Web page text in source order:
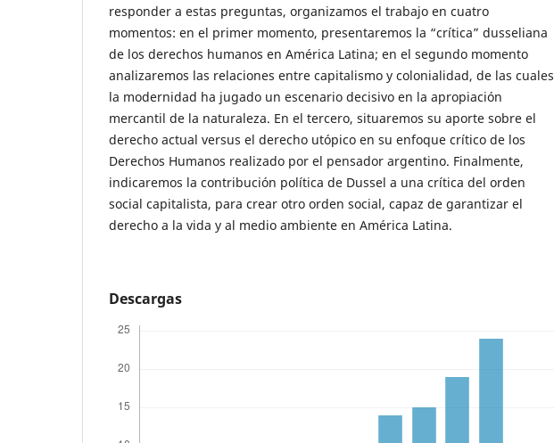
responder a estas preguntas, organizamos el trabajo en cuatro
momentos: en el primer momento, presentaremos la “crítica” dusseliana
de los derechos humanos en América Latina; en el segundo momento
analizaremos las relaciones entre capitalismo y colonialidad, de las cuales
la modernidad ha jugado un escenario decisivo en la apropiación
mercantil de la naturaleza. En el tercero, situaremos su aporte sobre el
derecho actual versus el derecho utópico en su enfoque crítico de los
Derechos Humanos realizado por el pensador argentino. Finalmente,
indicaremos la contribución política de Dussel a una crítica del orden
social capitalista, para crear otro orden social, capaz de garantizar el
derecho a la vida y al medio ambiente en América Latina.
Descargas